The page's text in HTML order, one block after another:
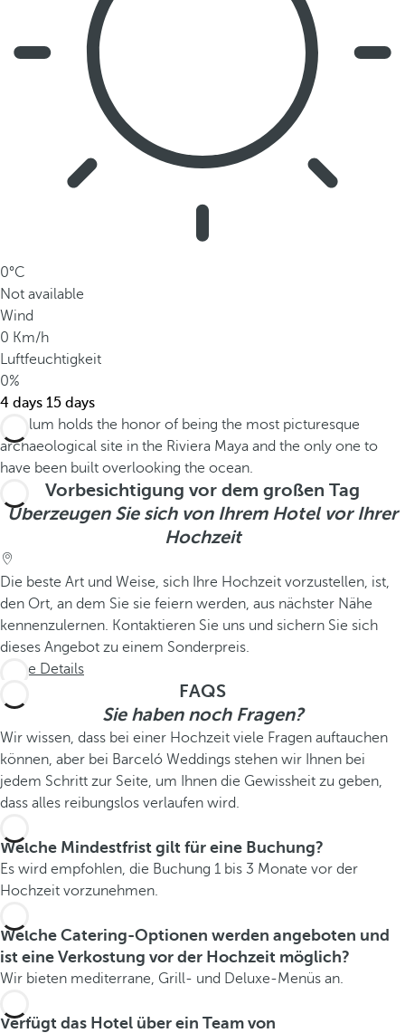
0°C
Not available
Wind
0 Km/h
Luftfeuchtigkeit
0%
4 days 15 days
Vorbesichtigung vor dem großen Tag
Überzeugen Sie sich von Ihrem Hotel vor Ihrer
Hochzeit
Die beste Art und Weise, sich Ihre Hochzeit vorzustellen, ist,
den Ort, an dem Sie sie feiern werden, aus nächster Nähe
kennenzulernen. Kontaktieren Sie uns und sichern Sie sich
dieses Angebot zu einem Sonderpreis.
Siehe Details
FAQS
Sie haben noch Fragen?
Wir wissen, dass bei einer Hochzeit viele Fragen auftauchen
können, aber bei Barceló Weddings stehen wir Ihnen bei
jedem Schritt zur Seite, um Ihnen die Gewissheit zu geben,
dass alles reibungslos verlaufen wird.
Welche Mindestfrist gilt für eine Buchung?
Es wird empfohlen, die Buchung 1 bis 3 Monate vor der
Hochzeit vorzunehmen.
Welche Catering-Optionen werden angeboten und
ist eine Verkostung vor der Hochzeit möglich?
Wir bieten mediterrane, Grill- und Deluxe-Menüs an.
Verfügt das Hotel über ein Team von